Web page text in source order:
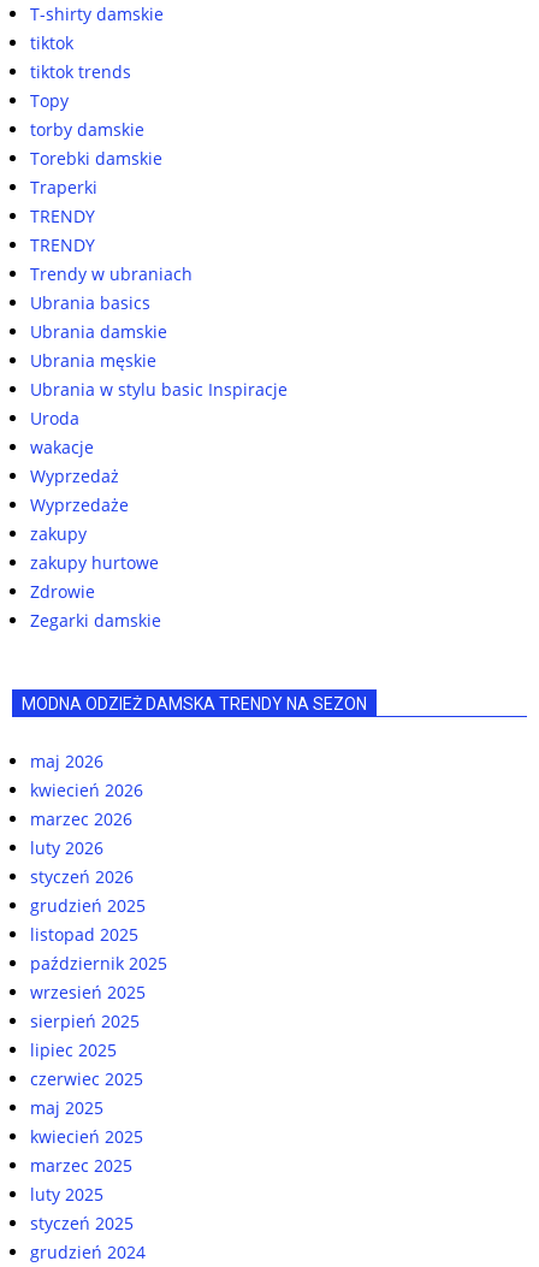
T-shirty damskie
tiktok
tiktok trends
Topy
torby damskie
Torebki damskie
Traperki
TRENDY
TRENDY
Trendy w ubraniach
Ubrania basics
Ubrania damskie
Ubrania męskie
Ubrania w stylu basic Inspiracje
Uroda
wakacje
Wyprzedaż
Wyprzedaże
zakupy
zakupy hurtowe
Zdrowie
Zegarki damskie
MODNA ODZIEŻ DAMSKA TRENDY NA SEZON
maj 2026
kwiecień 2026
marzec 2026
luty 2026
styczeń 2026
grudzień 2025
listopad 2025
październik 2025
wrzesień 2025
sierpień 2025
lipiec 2025
czerwiec 2025
maj 2025
kwiecień 2025
marzec 2025
luty 2025
styczeń 2025
grudzień 2024